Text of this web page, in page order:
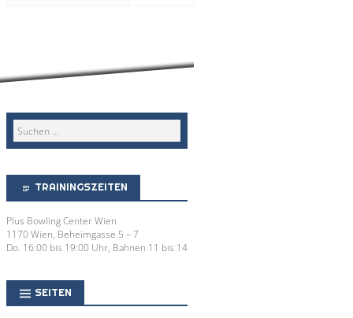
TRAININGSZEITEN
Plus Bowling Center Wien
1170 Wien, Beheimgasse 5 – 7
Do. 16:00 bis 19:00 Uhr, Bahnen 11 bis 14
SEITEN